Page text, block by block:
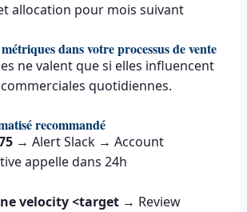
allocation pour mois suivant
dans votre processus de vente
ne valent que si elles influencent
quotidiennes.
recommandé
→ Alert Slack → Account
appelle dans 24h
velocity <target→ Review